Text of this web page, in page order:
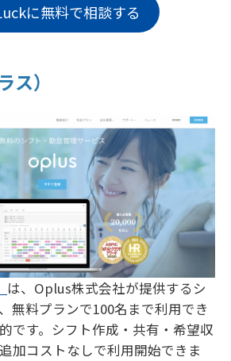
に無料で相談する
）
は、Oplus株式会社が提供するシ
無料プランで100名まで利用でき
です。シフト作成・共有・希望収
加コストなしで利用開始できま